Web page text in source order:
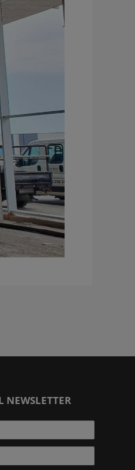
NEWSLETTER